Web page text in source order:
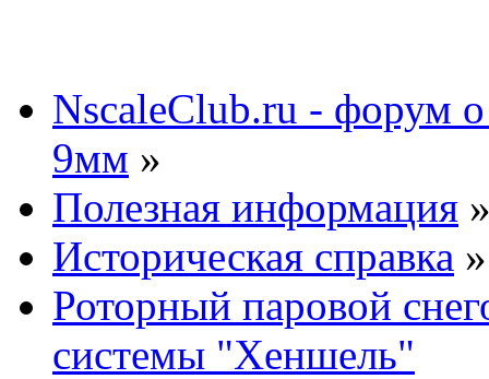
NscaleClub.ru - форум
9мм »
Полезная информация
Историческая справка »
Роторный паровой
системы "Хеншель"